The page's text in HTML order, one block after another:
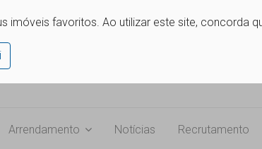
imóveis favoritos. Ao utilizar este site, concorda
Arrendamento Notícias Recrutamento